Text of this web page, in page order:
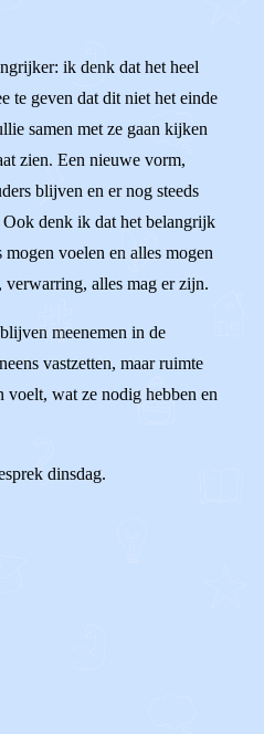
ik denk dat het heel
te geven dat dit niet het einde
samen met ze gaan kijken
zien. Een nieuwe vorm,
blijven en er nog steeds
denk ik dat het belangrijk
mogen voelen en alles mogen
alles mag er zijn.
meenemen in de
vastzetten, maar ruimte
voelt, wat ze nodig hebben en
dinsdag.